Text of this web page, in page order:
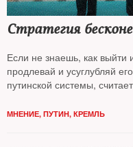
Стратегия
Если не знаешь, как выйти
продлевай и усуглубляй
путинской системы,
МНЕНИЕ, ПУТИН, КРЕМЛЬ